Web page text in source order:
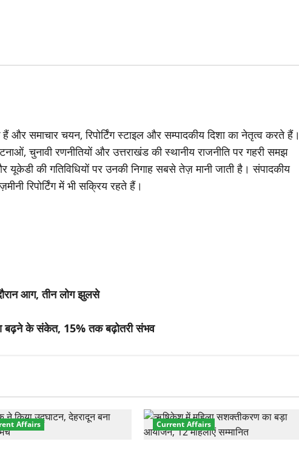
और समाचार चयन, रिपोर्टिंग स्टाइल और सम्पादकीय दिशा का नेतृत्व करते हैं।
चुनावी रणनीतियों और उत्तराखंड की स्थानीय राजनीति पर गहरी समझ
की गतिविधियों पर उनकी निगाह सबसे तेज़ मानी जाती है। संपादकीय
रिपोर्टिंग में भी सक्रिय रहते हैं।
दौरान आग, तीन लोग झुलसे
बढ़ने के संकेत, 15% तक बढ़ोतरी संभव
Affairs Current Affairs